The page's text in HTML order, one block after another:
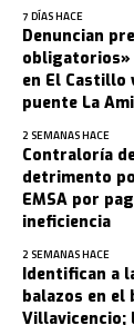
7 DÍAS HACE
Denuncian
obligatorios»
en El Castillo
puente La
2 SEMANAS HACE
Contraloría
detrimento
EMSA por
ineficiencia
2 SEMANAS HACE
Identifican a
balazos en el
Villavicencio;